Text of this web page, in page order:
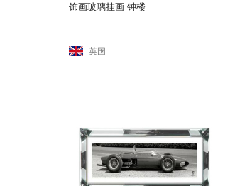
饰画玻璃挂画 钟楼
英国